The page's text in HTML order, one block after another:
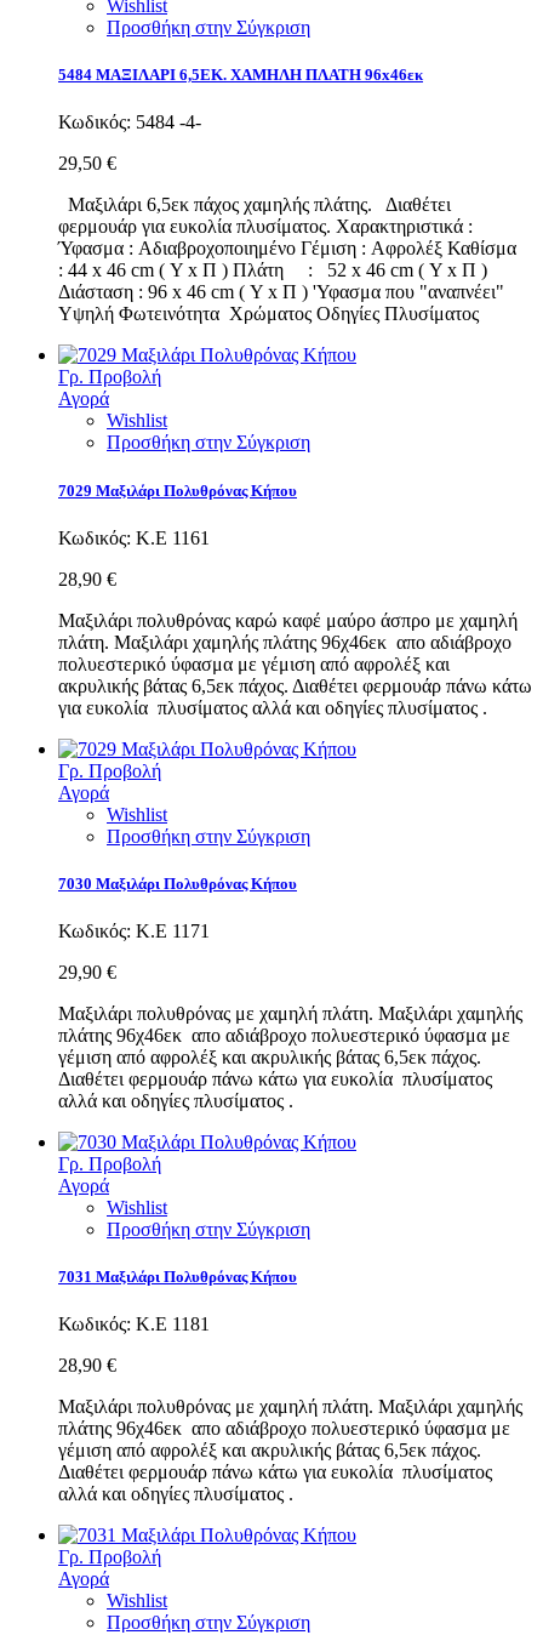
Wishlist
Προσθήκη στην Σύγκριση
5484 ΜΑΞΙΛΑΡΙ 6,5ΕΚ. ΧΑΜΗΛΗ ΠΛΑΤΗ 96x46εκ
Κωδικός: 5484 -4-
29,50 €
Μαξιλάρι 6,5εκ πάχος χαμηλής πλάτης. Διαθέτει
φερμουάρ για ευκολία πλυσίματος. Χαρακτηριστικά :
Ύφασμα : Αδιαβροχοποιημένο Γέμιση : Αφρολέξ Καθίσμα
: 44 x 46 cm ( Υ x Π ) Πλάτη : 52 x 46 cm ( Υ x Π )
Διάσταση : 96 x 46 cm ( Υ x Π ) 'Υφασμα που "αναπνέει"
Υψηλή Φωτεινότητα Χρώματος Οδηγίες Πλυσίματος
Γρ. Προβολή
Αγορά
Wishlist
Προσθήκη στην Σύγκριση
7029 Μαξιλάρι Πολυθρόνας Κήπου
Κωδικός: Κ.Ε 1161
28,90 €
Μαξιλάρι πολυθρόνας καρώ καφέ μαύρο άσπρο με χαμηλή
πλάτη. Μαξιλάρι χαμηλής πλάτης 96χ46εκ απο αδιάβροχο
πολυεστερικό ύφασμα με γέμιση από αφρολέξ και
ακρυλικής βάτας 6,5εκ πάχος. Διαθέτει φερμουάρ πάνω κάτω
για ευκολία πλυσίματος αλλά και οδηγίες πλυσίματος .
Γρ. Προβολή
Αγορά
Wishlist
Προσθήκη στην Σύγκριση
7030 Μαξιλάρι Πολυθρόνας Κήπου
Κωδικός: Κ.Ε 1171
29,90 €
Μαξιλάρι πολυθρόνας με χαμηλή πλάτη. Μαξιλάρι χαμηλής
πλάτης 96χ46εκ απο αδιάβροχο πολυεστερικό ύφασμα με
γέμιση από αφρολέξ και ακρυλικής βάτας 6,5εκ πάχος.
Διαθέτει φερμουάρ πάνω κάτω για ευκολία πλυσίματος
αλλά και οδηγίες πλυσίματος .
Γρ. Προβολή
Αγορά
Wishlist
Προσθήκη στην Σύγκριση
7031 Μαξιλάρι Πολυθρόνας Κήπου
Κωδικός: Κ.Ε 1181
28,90 €
Μαξιλάρι πολυθρόνας με χαμηλή πλάτη. Μαξιλάρι χαμηλής
πλάτης 96χ46εκ απο αδιάβροχο πολυεστερικό ύφασμα με
γέμιση από αφρολέξ και ακρυλικής βάτας 6,5εκ πάχος.
Διαθέτει φερμουάρ πάνω κάτω για ευκολία πλυσίματος
αλλά και οδηγίες πλυσίματος .
Γρ. Προβολή
Αγορά
Wishlist
Προσθήκη στην Σύγκριση